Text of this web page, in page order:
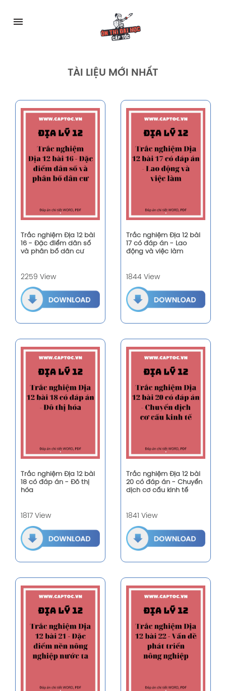
menu
TÀI LIỆU MỚI NHẤT
Trắc nghiệm Địa 12 bài
16 - Đặc điểm dân số
và phân bố dân cư
2259 View
Trắc nghiệm Địa 12 bài
17 có đáp án - Lao
động và việc làm
1844 View
Trắc nghiệm Địa 12 bài
18 có đáp án - Đô thị
hóa
1817 View
Trắc nghiệm Địa 12 bài
20 có đáp án - Chuyển
dịch cơ cấu kinh tế
1841 View